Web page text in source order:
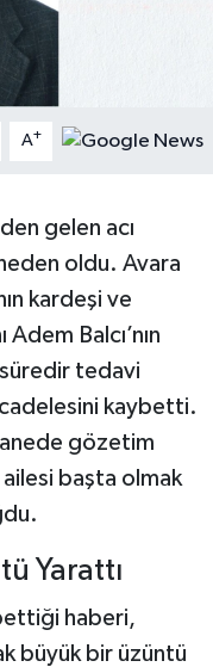
A+
gelen acı
oldu. Avara
kardeşi ve
Balcı’nın
süredir tedavi
kaybetti.
gözetim
ailesi başta olmak
Yarattı
haberi,
büyük bir üzüntü